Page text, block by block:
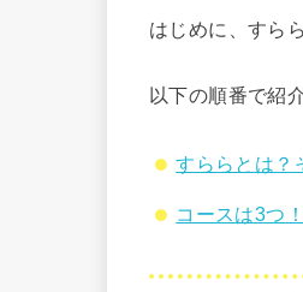
はじめに、すら
以下の順番で紹
すららとは？
コースは3つ